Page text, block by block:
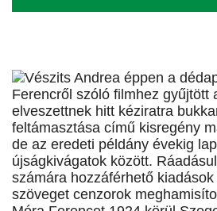
Vészits Andrea éppen a
Ferencről szóló filmhez gyűjtött
elveszettnek hitt kéziratra
feltámasztása című kisregény
de az eredeti példány évekig
újságkivágatok között.
számára hozzáférhető
szöveget cenzorok